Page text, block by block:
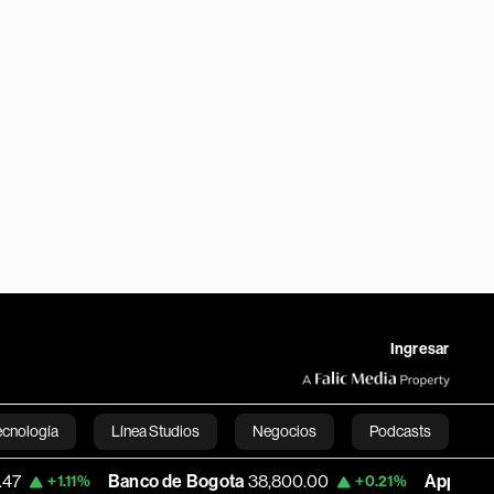
Ingresar
Línea Studios Negocios Podcasts
English
Banco de Bogota 38,800.00 +0.21% Apple 303.27